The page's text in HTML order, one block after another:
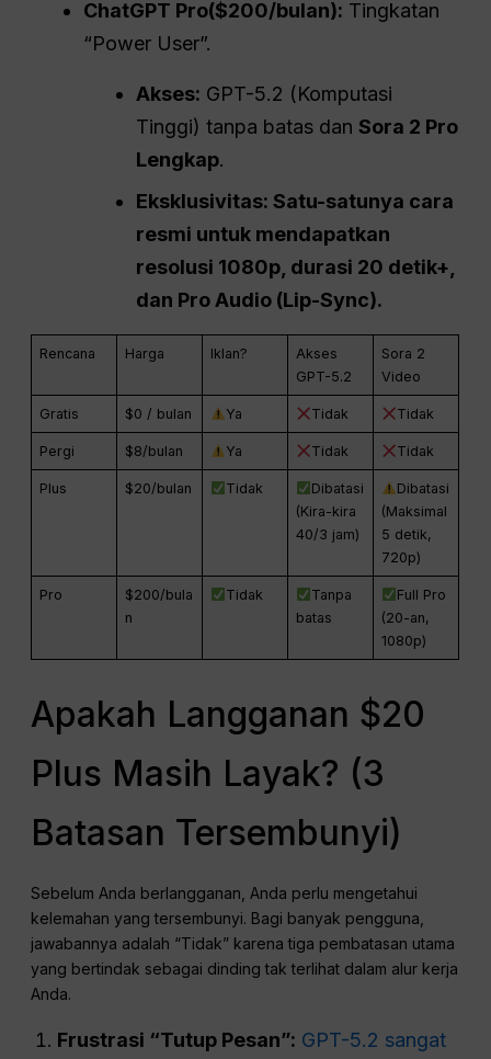
ChatGPT Pro($200/bulan): Tingkatan
“Power User”.
Akses: GPT-5.2 (Komputasi
Tinggi) tanpa batas danSora 2 Pro
Lengkap.
Eksklusivitas: Satu-satunya cara
resmi untuk mendapatkan
resolusi 1080p, durasi 20 detik+,
dan Pro Audio (Lip-Sync).
Rencana Harga Iklan?
Akses
GPT-5.2
Sora 2
Video
Gratis $0 / bulan Ya Tidak Tidak
Pergi $8/bulan Ya Tidak Tidak
Plus $20/bulan Tidak
Dibatasi
(Kira-kira
40/3 jam)
Dibatasi
(Maksimal
5 detik,
720p)
Pro
$200/bula
n
Tidak
Tanpa
batas
Full Pro
(20-an,
1080p)
Apakah Langganan $20
Plus Masih Layak? (3
Batasan Tersembunyi)
Sebelum Anda berlangganan, Anda perlu mengetahui
kelemahan yang tersembunyi. Bagi banyak pengguna,
jawabannya adalah “Tidak” karena tiga pembatasan utama
yang bertindak sebagai dinding tak terlihat dalam alur kerja
Anda.
Frustrasi “Tutup Pesan”: GPT-5.2 sangat